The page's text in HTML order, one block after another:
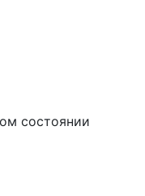
состоянии